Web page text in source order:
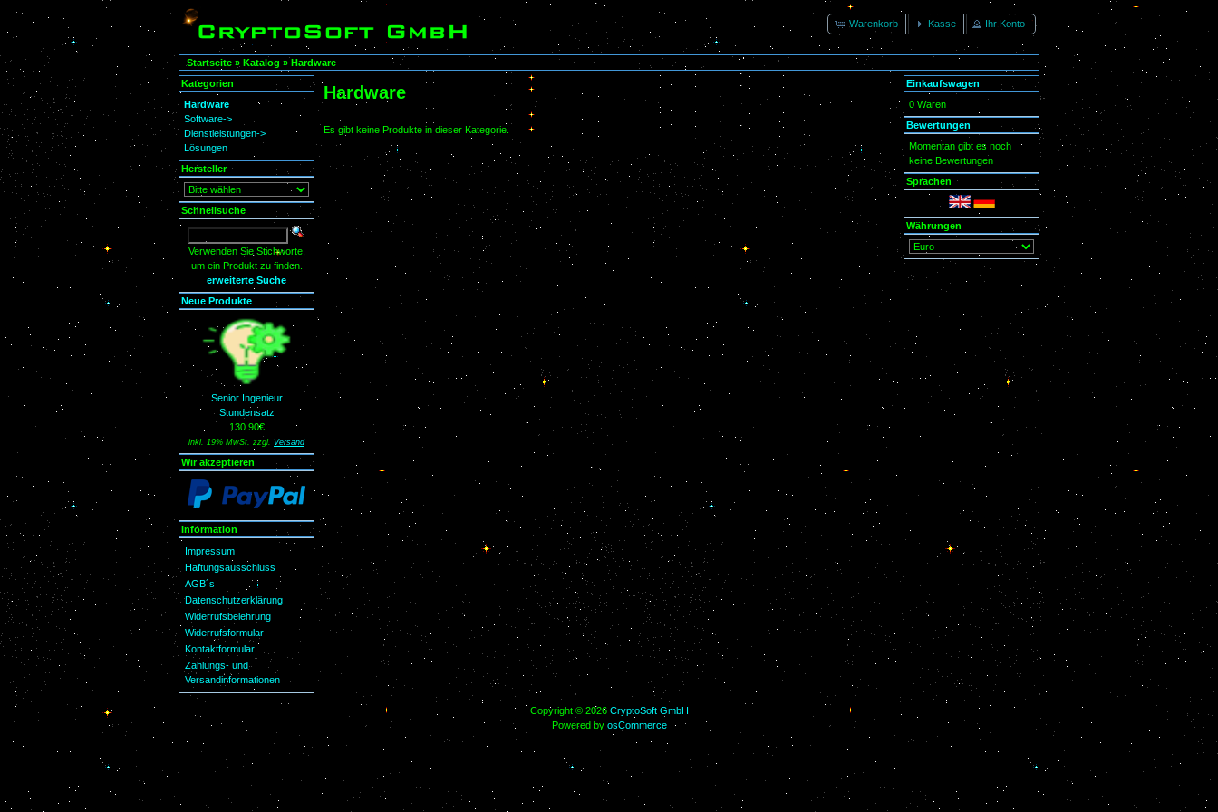
Warenkorb Kasse Ihr Konto
Startseite » Katalog » Hardware
Hardware
Es gibt keine Produkte in dieser Kategorie.
Kategorien
Hardware
Software->
Dienstleistungen->
Lösungen
Hersteller
Schnellsuche
Verwenden Sie Stichworte,
um ein Produkt zu finden.
erweiterte Suche
Neue Produkte
Senior Ingenieur
Stundensatz
130.90€
inkl. 19% MwSt. zzgl. Versand
Wir akzeptieren
Information
Impressum
Haftungsausschluss
AGB´s
Datenschutzerklärung
Widerrufsbelehrung
Widerrufsformular
Kontaktformular
Zahlungs- und
Versandinformationen
Einkaufswagen
0 Waren
Bewertungen
Momentan gibt es noch
keine Bewertungen
Sprachen
Währungen
Copyright © 2026 CryptoSoft GmbH
Powered by osCommerce